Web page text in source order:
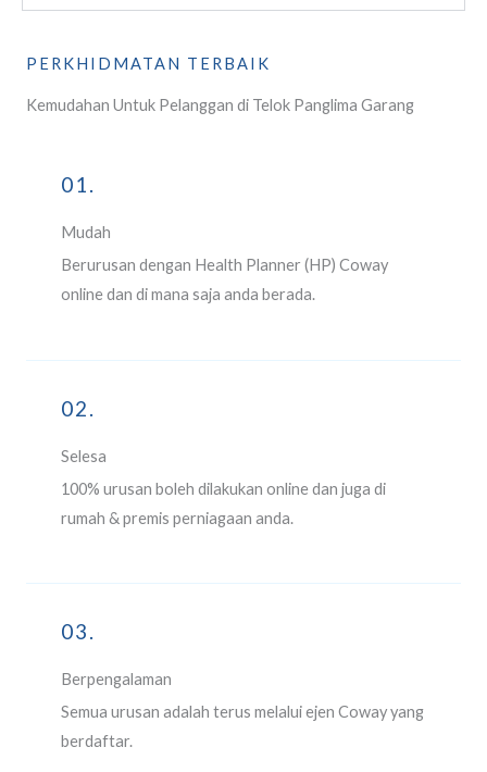
PERKHIDMATAN TERBAIK
Kemudahan Untuk Pelanggan di Telok Panglima Garang
01.
Mudah
Berurusan dengan Health Planner (HP) Coway
online dan di mana saja anda berada.
02.
Selesa
100% urusan boleh dilakukan online dan juga di
rumah & premis perniagaan anda.
03.
Berpengalaman
Semua urusan adalah terus melalui ejen Coway yang
berdaftar.